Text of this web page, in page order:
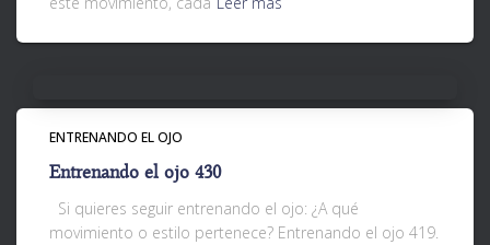
ENTRENANDO EL OJO
Entrenando el ojo 430
Si quieres seguir entrenando el ojo: ¿A qué
movimiento o estilo pertenece? Entrenando el ojo 419.